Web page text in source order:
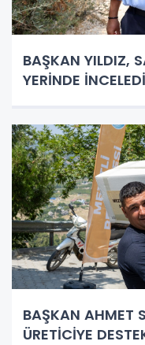
BAŞKAN YILDIZ,
YERİNDE İNCELEDİ
BAŞKAN AHMET
ÜRETİCİYE